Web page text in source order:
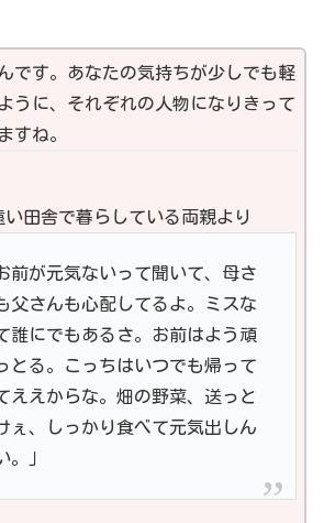
です。あなたの気持ちが少しでも軽
うに、それぞれの人物になりきって
すね。
い田舎で暮らしている両親より
前が元気ないって聞いて、母さ
父さんも心配してるよ。ミスな
誰にでもあるさ。お前はよう頑
とる。こっちはいつでも帰って
ええからな。畑の野菜、送っと
ぇ、しっかり食べて元気出しん
。」